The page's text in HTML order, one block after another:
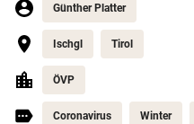
Günther Platter
Ischgl Tirol
ÖVP
Coronavirus Winter